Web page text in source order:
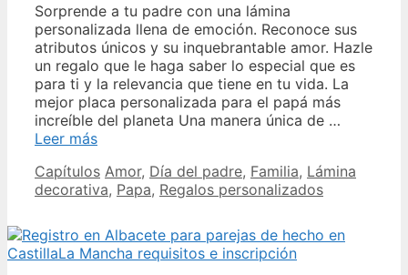
Sorprende a tu padre con una lámina
personalizada llena de emoción. Reconoce sus
atributos únicos y su inquebrantable amor. Hazle
un regalo que le haga saber lo especial que es
para ti y la relevancia que tiene en tu vida. La
mejor placa personalizada para el papá más
increíble del planeta Una manera única de …
Leer másP9349732
personalizada
Demuestra
eres
el
mejor
Categories
Capítulos Tags
Amor, Día del padre, Familia, Lámina
decorativa, Papa, Regalos personalizados